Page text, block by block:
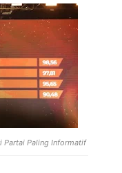
Partai Paling Informatif